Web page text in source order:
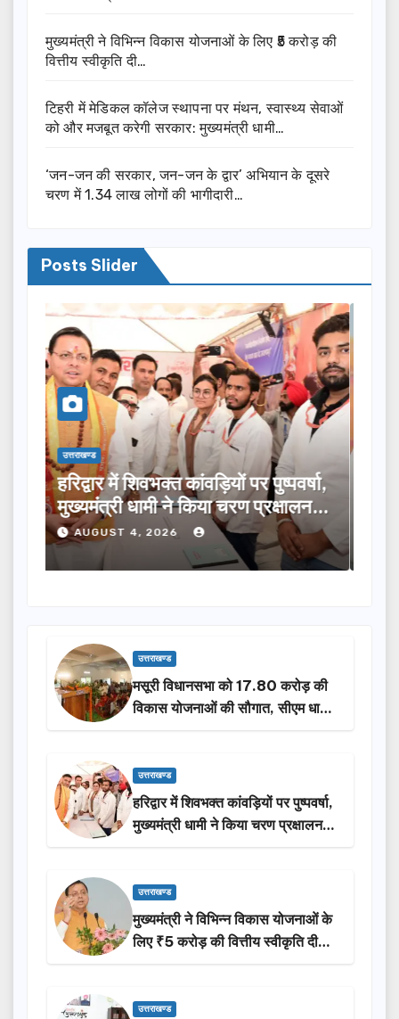
मुख्यमंत्री ने विभिन्न विकास योजनाओं के लिए ₹5 करोड़ की
वित्तीय स्वीकृति दी…
टिहरी में मेडिकल कॉलेज स्थापना पर मंथन, स्वास्थ्य सेवाओं
को और मजबूत करेगी सरकार: मुख्यमंत्री धामी…
‘जन-जन की सरकार, जन-जन के द्वार’ अभियान के दूसरे
चरण में 1.34 लाख लोगों की भागीदारी…
Posts Slider
उत्तराखण्ड
मुख्यमंत्री ने विभिन्न विकास योजनाओं के
लिए ₹5 करोड़ की वित्तीय स्वीकृति दी…
AUGUST 4, 2026
उत्तराखण्ड
मसूरी विधानसभा को 17.80 करोड़ की
विकास योजनाओं की सौगात, सीएम धामी
ने किया लोकार्पण-शिलान्यास.
उत्तराखण्ड
हरिद्वार में शिवभक्त कांवड़ियों पर पुष्पवर्षा,
मुख्यमंत्री धामी ने किया चरण प्रक्षालन…
उत्तराखण्ड
मुख्यमंत्री ने विभिन्न विकास योजनाओं के
लिए ₹5 करोड़ की वित्तीय स्वीकृति दी…
उत्तराखण्ड